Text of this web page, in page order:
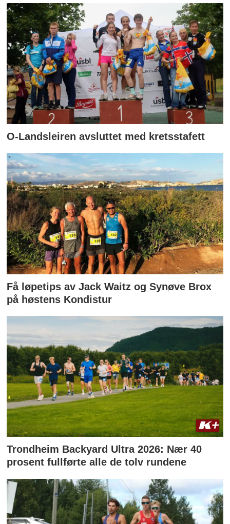
O-Landsleiren avsluttet med kretsstafett
Få løpetips av Jack Waitz og Synøve Brox
på høstens Kondistur
Trondheim Backyard Ultra 2026: Nær 40
prosent fullførte alle de tolv rundene